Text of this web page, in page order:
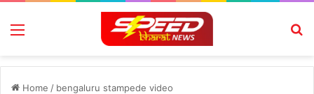
Menu
Home / bengaluru stampede video